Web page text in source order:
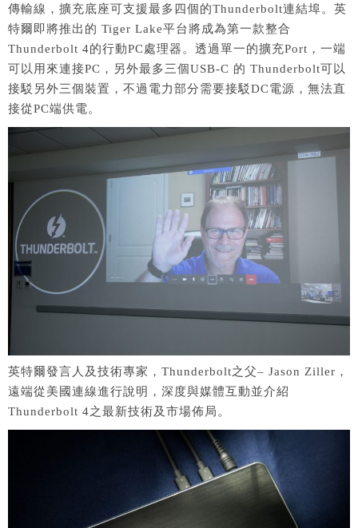
傳輸線，擴充底座可支援最多四個的Thunderbolt連結埠。英
特爾即將推出的 Tiger Lake平台將成為第一款整合
Thunderbolt 4的行動PC處理器。透過單一的擴充Port，一端
可以用來連接PC，另外最多三個USB-C 的 Thunderbolt可以
接駁另外三個裝置，不過電力部分需要接駁DC電源，無法直
接從PC端供電。
英特爾發言人及技術專家，Thunderbolt之父– Jason Ziller，
遠端從美國連線進行說明，深度與媒體互動並介紹
Thunderbolt 4之最新技術及市場佈局。